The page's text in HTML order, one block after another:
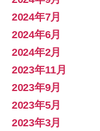
2024年7月
2024年6月
2024年2月
2023年11月
2023年9月
2023年5月
2023年3月